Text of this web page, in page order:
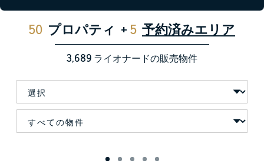
50 プロパティ +5 予約済みエリア
3,689ライオナードの販売物件